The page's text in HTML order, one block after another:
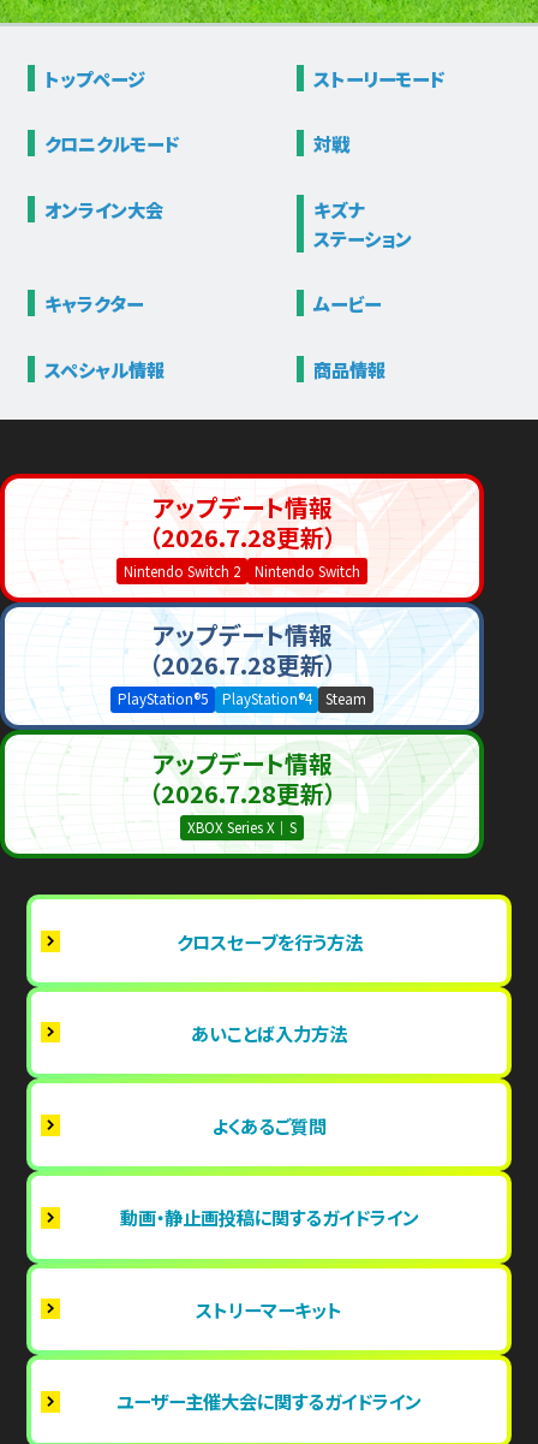
トップページ ストーリーモード
クロニクルモード 対戦
オンライン大会
キズナ
ステーション
キャラクター ムービー
スペシャル情報 商品情報
アップデート情報
（2026.7.28更新）
Nintendo Switch 2 Nintendo Switch
アップデート情報
（2026.7.28更新）
PlayStation®5 PlayStation®4 Steam
アップデート情報
（2026.7.28更新）
XBOX Series X｜S
クロスセーブを行う方法
あいことば入力方法
よくあるご質問
動画・静止画投稿に関するガイドライン
ストリーマーキット
ユーザー主催大会に関するガイドライン